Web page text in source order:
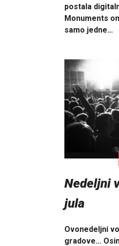
postala
Monuments
samo jedne…
Nedeljni
jula
Ovonedeljni
gradove...